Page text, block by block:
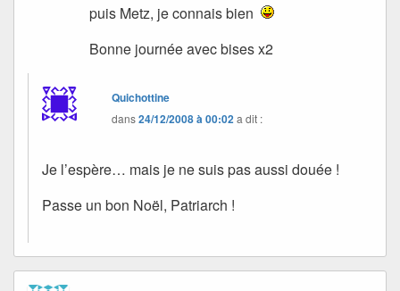
puis Metz, je connais bien
Bonne journée avec bises x2
Quichottine
dans24/12/2008 à 00:02a dit :
Je l’espère… mais je ne suis pas aussi douée !
Passe un bon Noël, Patriarch !